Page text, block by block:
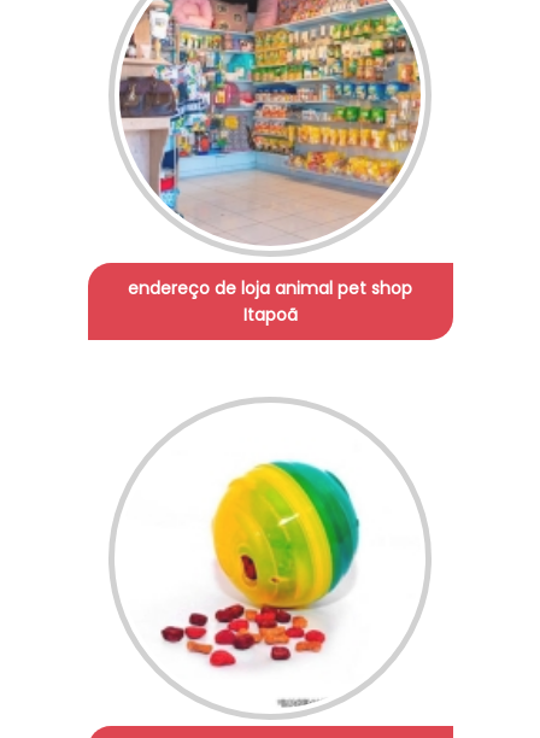
endereço de loja animal pet shop
Itapoã